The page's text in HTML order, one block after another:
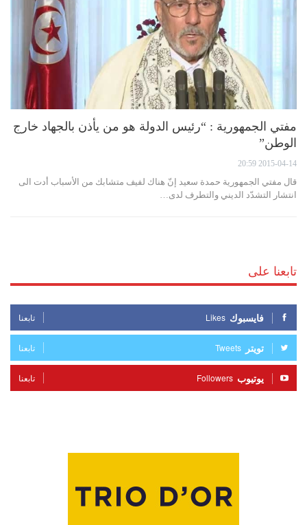
مفتي الجمهورية : “رئيس الدولة هو من يأذن بالجهاد خارج
الوطن”
2015-04-14 20:59
قال مفتي الجمهورية حمدة سعيد إنّ هناك لفيف متشابك من الأسباب أدت الى
انتشار التشدّد الديني والتطرف لدى…
تابعنا على
فايسبوك Likes تابعنا
تويتر Tweets تابعنا
يوتيوب Followers تابعنا